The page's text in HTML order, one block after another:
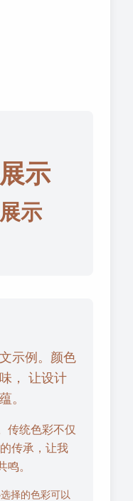
示
示
示例。颜色
， 让设计
。
传统色彩不仅
传承，让我
。
择的色彩可以